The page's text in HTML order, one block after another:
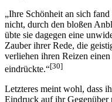
„Ihre Schönheit an sich
nicht, durch den bloßen
übte sie dagegen eine
Zauber ihrer Rede, die
verliehen ihren Reizen
eindrückte.“[30]
Letzteres meint wohl, dass
Eindruck auf ihr